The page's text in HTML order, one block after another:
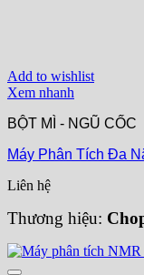
Add to wishlist
Xem nhanh
BỘT MÌ - NGŨ CỐC
Máy Phân Tích Đa
Liên hệ
Thương hiệu: